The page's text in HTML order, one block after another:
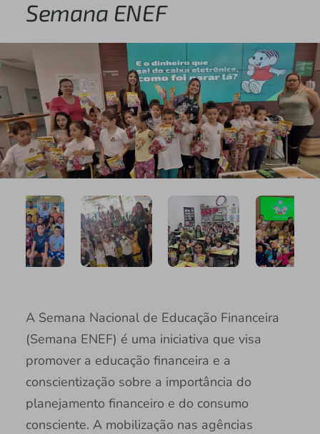
Semana ENEF
A Semana Nacional de Educação Financeira
(Semana ENEF) é uma iniciativa que visa
promover a educação financeira e a
conscientização sobre a importância do
planejamento financeiro e do consumo
consciente. A mobilização nas agências